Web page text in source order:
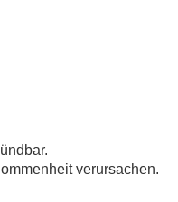
verursachen.